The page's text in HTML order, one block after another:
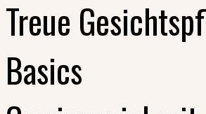
Treue
Basics